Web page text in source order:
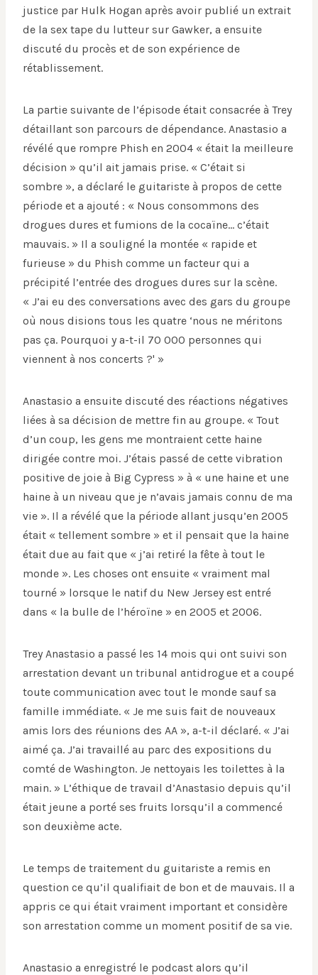
justice par Hulk Hogan après avoir publié un extrait
de la sex tape du lutteur sur Gawker, a ensuite
discuté du procès et de son expérience de
rétablissement.
La partie suivante de l’épisode était consacrée à Trey
détaillant son parcours de dépendance. Anastasio a
révélé que rompre Phish en 2004 « était la meilleure
décision » qu’il ait jamais prise. « C’était si
sombre », a déclaré le guitariste à propos de cette
période et a ajouté : « Nous consommons des
drogues dures et fumions de la cocaïne… c’était
mauvais. » Il a souligné la montée « rapide et
furieuse » du Phish comme un facteur qui a
précipité l’entrée des drogues dures sur la scène.
« J’ai eu des conversations avec des gars du groupe
où nous disions tous les quatre ‘nous ne méritons
pas ça. Pourquoi y a-t-il 70 000 personnes qui
viennent à nos concerts ?' »
Anastasio a ensuite discuté des réactions négatives
liées à sa décision de mettre fin au groupe. « Tout
d’un coup, les gens me montraient cette haine
dirigée contre moi. J’étais passé de cette vibration
positive de joie à Big Cypress » à « une haine et une
haine à un niveau que je n’avais jamais connu de ma
vie ». Il a révélé que la période allant jusqu’en 2005
était « tellement sombre » et il pensait que la haine
était due au fait que « j’ai retiré la fête à tout le
monde ». Les choses ont ensuite « vraiment mal
tourné » lorsque le natif du New Jersey est entré
dans « la bulle de l’héroïne » en 2005 et 2006.
Trey Anastasio a passé les 14 mois qui ont suivi son
arrestation devant un tribunal antidrogue et a coupé
toute communication avec tout le monde sauf sa
famille immédiate. « Je me suis fait de nouveaux
amis lors des réunions des AA », a-t-il déclaré. « J’ai
aimé ça. J’ai travaillé au parc des expositions du
comté de Washington. Je nettoyais les toilettes à la
main. » L’éthique de travail d’Anastasio depuis qu’il
était jeune a porté ses fruits lorsqu’il a commencé
son deuxième acte.
Le temps de traitement du guitariste a remis en
question ce qu’il qualifiait de bon et de mauvais. Il a
appris ce qui était vraiment important et considère
son arrestation comme un moment positif de sa vie.
Anastasio a enregistré le podcast alors qu’il